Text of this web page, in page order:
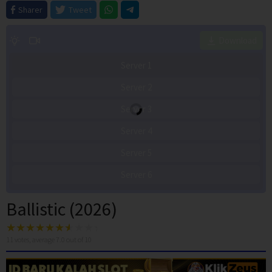
Sharer
Tweet
Server 3
Ballistic (2026)